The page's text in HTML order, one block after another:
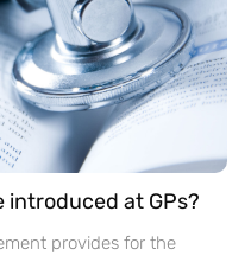
introduced at GPs?
provides for the